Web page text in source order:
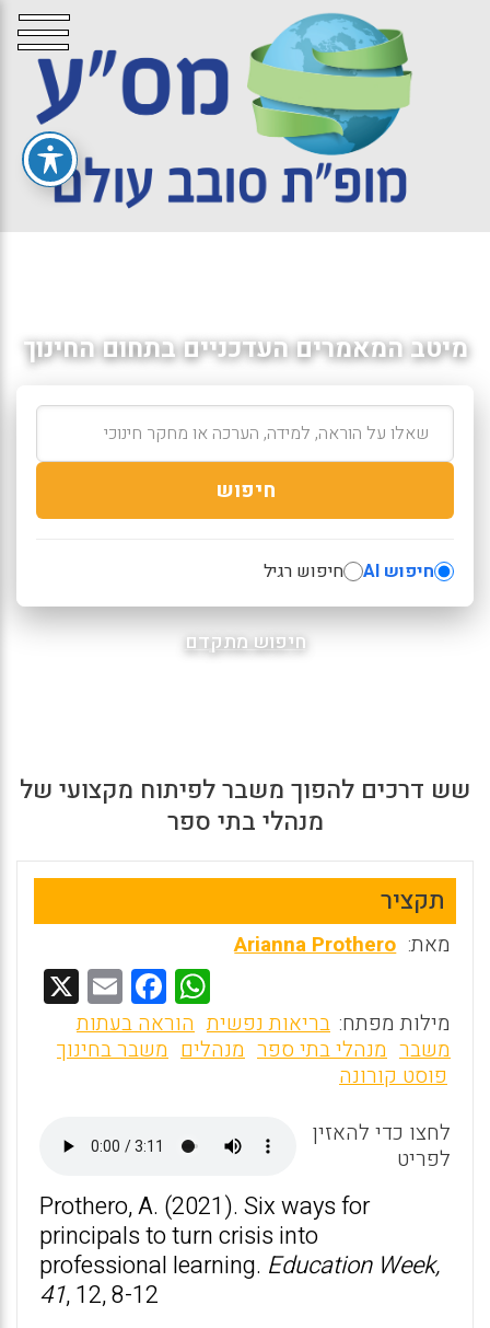
מיטב המאמרים העדכניים בתחום החינוך
חיפוש
חיפוש AI חיפוש רגיל
חיפוש מתקדם
שש דרכים להפוך משבר לפיתוח מקצועי של
מנהלי בתי ספר
תקציר
מאת: Arianna Prothero
W
h
at
A
p
p
F
a
ce
o
o
k
E
m
ai
מילות מפתח: בריאות נפשית הוראה בעתות
משבר מנהלי בתי ספר מנהלים משבר בחינוך
פוסט קורונה
לחצו כדי להאזין
לפריט
Prothero, A. (2021). Six ways for
principals to turn crisis into
professional learning. Education Week,
41, 12, 8-12